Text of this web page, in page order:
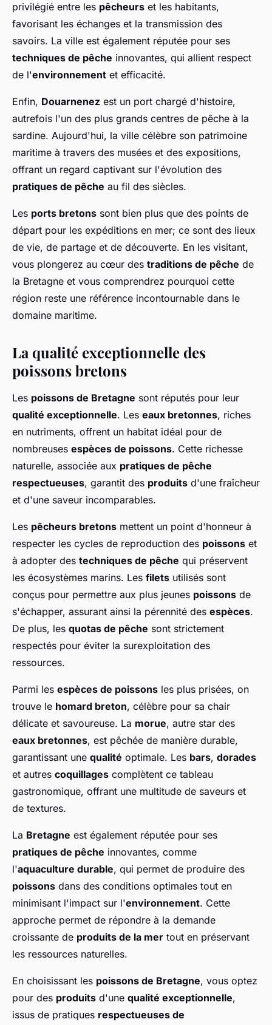
privilégié entre les pêcheurs et les habitants,
favorisant les échanges et la transmission des
savoirs. La ville est également réputée pour ses
techniques de pêche innovantes, qui allient respect
de l'environnement et efficacité.
Enfin, Douarnenez est un port chargé d'histoire,
autrefois l'un des plus grands centres de pêche à la
sardine. Aujourd'hui, la ville célèbre son patrimoine
maritime à travers des musées et des expositions,
offrant un regard captivant sur l'évolution des
pratiques de pêche au fil des siècles.
Les ports bretons sont bien plus que des points de
départ pour les expéditions en mer; ce sont des lieux
de vie, de partage et de découverte. En les visitant,
vous plongerez au cœur des traditions de pêche de
la Bretagne et vous comprendrez pourquoi cette
région reste une référence incontournable dans le
domaine maritime.
La qualité exceptionnelle des
poissons bretons
Les poissons de Bretagne sont réputés pour leur
qualité exceptionnelle. Les eaux bretonnes, riches
en nutriments, offrent un habitat idéal pour de
nombreuses espèces de poissons. Cette richesse
naturelle, associée aux pratiques de pêche
respectueuses, garantit des produits d'une fraîcheur
et d'une saveur incomparables.
Les pêcheurs bretons mettent un point d'honneur à
respecter les cycles de reproduction des poissons et
à adopter des techniques de pêche qui préservent
les écosystèmes marins. Les filets utilisés sont
conçus pour permettre aux plus jeunes poissons de
s'échapper, assurant ainsi la pérennité des espèces.
De plus, les quotas de pêche sont strictement
respectés pour éviter la surexploitation des
ressources.
Parmi les espèces de poissons les plus prisées, on
trouve le homard breton, célèbre pour sa chair
délicate et savoureuse. La morue, autre star des
eaux bretonnes, est pêchée de manière durable,
garantissant une qualité optimale. Les bars, dorades
et autres coquillages complètent ce tableau
gastronomique, offrant une multitude de saveurs et
de textures.
La Bretagne est également réputée pour ses
pratiques de pêche innovantes, comme
l'aquaculture durable, qui permet de produire des
poissons dans des conditions optimales tout en
minimisant l'impact sur l'environnement. Cette
approche permet de répondre à la demande
croissante de produits de la mer tout en préservant
les ressources naturelles.
En choisissant les poissons de Bretagne, vous optez
pour des produits d'une qualité exceptionnelle,
issus de pratiques respectueuses de